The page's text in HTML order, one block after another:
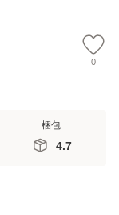
0
梱包
4.7